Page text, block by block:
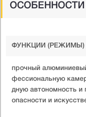
ОСОБЕННОСТИ
ФУНКЦИИ (РЕЖИМЫ)
прочный
фессиональную
дную автономность
опасности и